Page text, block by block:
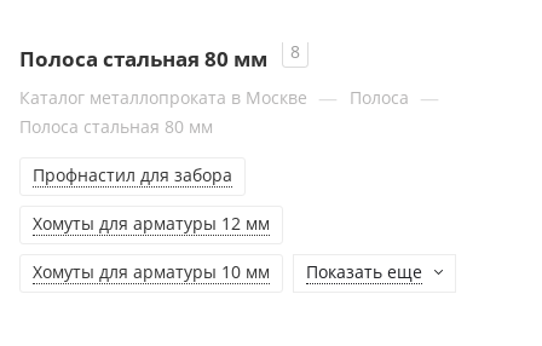
Полоса стальная 80 мм
8
Каталог металлопроката в Москве — Полоса —
Полоса стальная 80 мм
Профнастил для забора
Хомуты для арматуры 12 мм
Хомуты для арматуры 10 мм Показать еще